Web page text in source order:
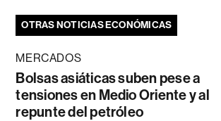
OTRAS NOTICIAS ECONÓMICAS
MERCADOS
Bolsas asiáticas suben pese a
tensiones en Medio Oriente y al
repunte del petróleo